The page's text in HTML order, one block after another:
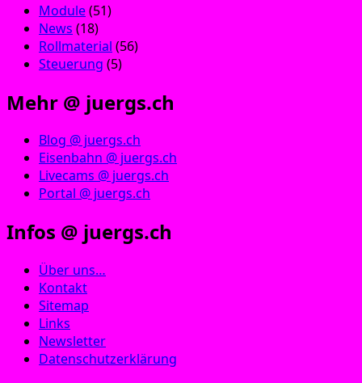
Module(51)
News (18)
Rollmaterial (56)
Steuerung (5)
Mehr @ juergs.ch
Blog @ juergs.ch
Eisenbahn @ juergs.ch
Livecams @ juergs.ch
Portal @ juergs.ch
Infos @ juergs.ch
Über uns…
Kontakt
Sitemap
Links
Newsletter
Datenschutzerklärung